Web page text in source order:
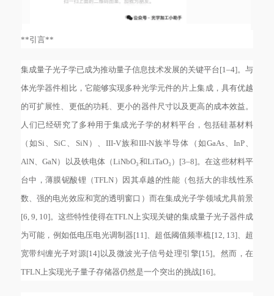
**引言**
集成量子光子学已成为推动量子信息技术发展的关键平台[1–4]。与
体光学器件相比，它能够实现多种光学元件的片上集成，具有优越
的可扩展性、更低的功耗、更小的器件尺寸以及更高的成本效益。
人们已经研究了多种用于集成光子学的材料平台，包括硅基材料
（如Si、SiC、SiN）、III-V族和III-N族半导体（如GaAs、InP、
AlN、GaN）以及铁电体（LiNbO₃和LiTaO₃）[3–8]。在这些材料平
台中，薄膜铌酸锂（TFLN）因其卓越的性能（包括大的非线性系
数、强的电光效应和宽的透明窗口）而在集成光子学领域尤具前景
[6, 9, 10]。这些特性使得在TFLN上实现关键的集成量子光子器件成
为可能，例如低电压电光调制器[11]、超低阈值频率梳[12, 13]、超
宽带纠缠光子对源[14]以及微波光子信号处理引擎[15]。然而，在
TFLN上实现光子量子存储器仍然是一个突出的挑战[16]。